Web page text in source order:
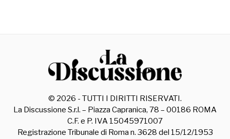
© 2026 - TUTTI I DIRITTI RISERVATI.
La Discussione S.r.l. – Piazza Capranica, 78 – 00186 ROMA
C.F. e P. IVA 15045971007
Registrazione Tribunale di Roma n. 3628 del 15/12/1953